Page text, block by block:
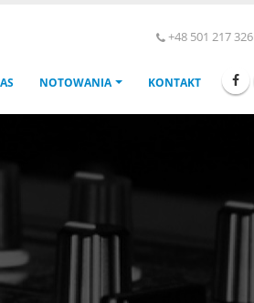
+48 501 217 326
NOTOWANIA KONTAKT